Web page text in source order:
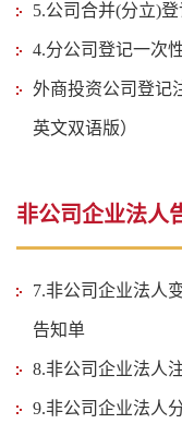
5.公司合并(分立)
4.分公司登记一次
外商投资公司登记
英文双语版）
非公司企业法人
7.非公司企业法人
告知单
8.非公司企业法人
9.非公司企业法人